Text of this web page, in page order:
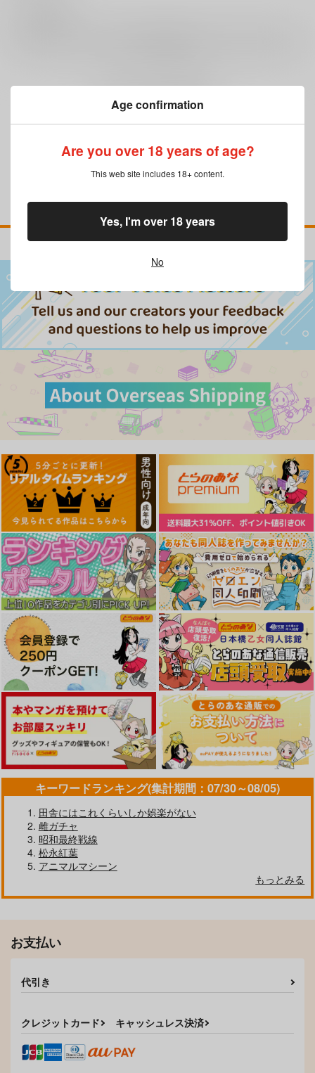
キーワードランキング(集計期間：07/30～08/05)
田舎にはこれくらいしか娯楽がない
雌ガチャ
昭和最終戦線
松永紅葉
アニマルマシーン
もっとみる
お支払い
代引き
クレジットカード キャッシュレス決済
Age confirmation
Are you over 18 years of age?
This web site includes 18+ content.
No
Yes, I'm over 18 years